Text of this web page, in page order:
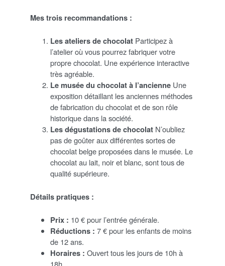
Mes trois recommandations :
Les ateliers de chocolat Participez à
l’atelier où vous pourrez fabriquer votre
propre chocolat. Une expérience interactive
très agréable.
Le musée du chocolat à l’ancienne Une
exposition détaillant les anciennes méthodes
de fabrication du chocolat et de son rôle
historique dans la société.
Les dégustations de chocolat N’oubliez
pas de goûter aux différentes sortes de
chocolat belge proposées dans le musée. Le
chocolat au lait, noir et blanc, sont tous de
qualité supérieure.
Détails pratiques :
Prix : 10 € pour l’entrée générale.
Réductions : 7 € pour les enfants de moins
de 12 ans.
Horaires : Ouvert tous les jours de 10h à
18h.